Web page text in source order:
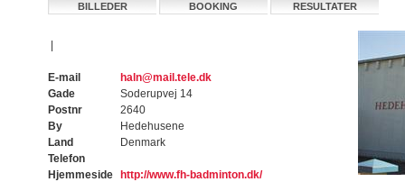
BILLEDER
BOOKING RESULTATER
E-mail
haln@mail.tele.dk
Gade
Soderupvej 14
Postnr
2640
By
Hedehusene
Land
Denmark
Telefon
Hjemmeside
http://www.fh-badminton.dk/